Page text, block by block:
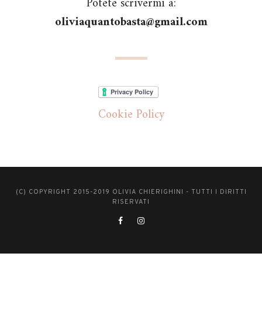
oliviaquantobasta@gmail.com
Cookie Policy
(C) COPYRIGHT 2015-2019 OLIVIA CHIERIGHINI - TUTTI I DIRITTI
RISERVATI